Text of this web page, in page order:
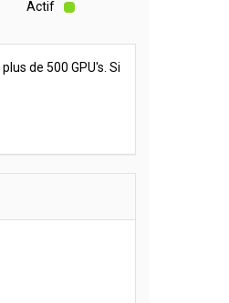
Actif
de 500 GPU's. Si